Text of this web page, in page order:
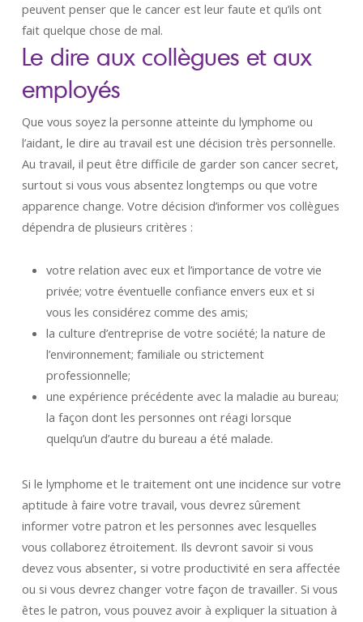
peuvent penser que le cancer est leur faute et qu’ils ont
fait quelque chose de mal.
Le dire aux collègues et aux
employés
Que vous soyez la personne atteinte du lymphome ou
l’aidant, le dire au travail est une décision très personnelle.
Au travail, il peut être difficile de garder son cancer secret,
surtout si vous vous absentez longtemps ou que votre
apparence change. Votre décision d’informer vos collègues
dépendra de plusieurs critères :
votre relation avec eux et l’importance de votre vie
privée; votre éventuelle confiance envers eux et si
vous les considérez comme des amis;
la culture d’entreprise de votre société; la nature de
l’environnement; familiale ou strictement
professionnelle;
une expérience précédente avec la maladie au bureau;
la façon dont les personnes ont réagi lorsque
quelqu’un d’autre du bureau a été malade.
Si le lymphome et le traitement ont une incidence sur votre
aptitude à faire votre travail, vous devrez sûrement
informer votre patron et les personnes avec lesquelles
vous collaborez étroitement. Ils devront savoir si vous
devez vous absenter, si votre productivité en sera affectée
ou si vous devrez changer votre façon de travailler. Si vous
êtes le patron, vous pouvez avoir à expliquer la situation à